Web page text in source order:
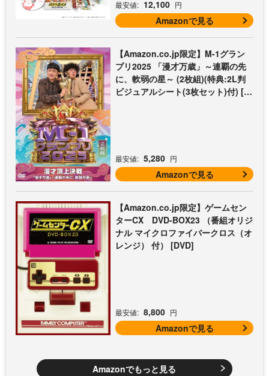
マイクロファイバークロス（オレン
ジ） 付） [DVD]
最安値: 12,100 円
Amazonで見る
【Amazon.co.jp限定】M-1グラン
プリ2025 「漫才万歳」～連覇の先
に、軟弱の星～ (2枚組)(特典:2L判
ビジュアルシート(3枚セット)付) [D
最安値: 5,280 円
Amazonで見る
【Amazon.co.jp限定】ゲームセン
ターCX DVD-BOX23 （番組オリジ
ナル マイクロファイバークロス（オ
レンジ） 付） [DVD]
最安値: 8,800 円
Amazonで見る
Amazonでもっと見る